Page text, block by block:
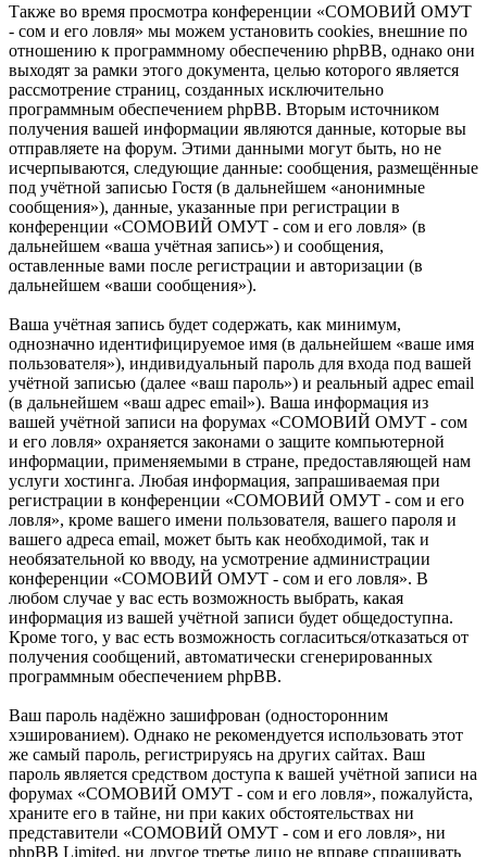
Также во время просмотра конференции «СОМОВИЙ ОМУТ
- сом и его ловля» мы можем установить cookies, внешние по
отношению к программному обеспечению phpBB, однако они
выходят за рамки этого документа, целью которого является
рассмотрение страниц, созданных исключительно
программным обеспечением phpBB. Вторым источником
получения вашей информации являются данные, которые вы
отправляете на форум. Этими данными могут быть, но не
исчерпываются, следующие данные: сообщения, размещённые
под учётной записью Гостя (в дальнейшем «анонимные
сообщения»), данные, указанные при регистрации в
конференции «СОМОВИЙ ОМУТ - сом и его ловля» (в
дальнейшем «ваша учётная запись») и сообщения,
оставленные вами после регистрации и авторизации (в
дальнейшем «ваши сообщения»).
Ваша учётная запись будет содержать, как минимум,
однозначно идентифицируемое имя (в дальнейшем «ваше имя
пользователя»), индивидуальный пароль для входа под вашей
учётной записью (далее «ваш пароль») и реальный адрес email
(в дальнейшем «ваш адрес email»). Ваша информация из
вашей учётной записи на форумах «СОМОВИЙ ОМУТ - сом
и его ловля» охраняется законами о защите компьютерной
информации, применяемыми в стране, предоставляющей нам
услуги хостинга. Любая информация, запрашиваемая при
регистрации в конференции «СОМОВИЙ ОМУТ - сом и его
ловля», кроме вашего имени пользователя, вашего пароля и
вашего адреса email, может быть как необходимой, так и
необязательной ко вводу, на усмотрение администрации
конференции «СОМОВИЙ ОМУТ - сом и его ловля». В
любом случае у вас есть возможность выбрать, какая
информация из вашей учётной записи будет общедоступна.
Кроме того, у вас есть возможность согласиться/отказаться от
получения сообщений, автоматически сгенерированных
программным обеспечением phpBB.
Ваш пароль надёжно зашифрован (односторонним
хэшированием). Однако не рекомендуется использовать этот
же самый пароль, регистрируясь на других сайтах. Ваш
пароль является средством доступа к вашей учётной записи на
форумах «СОМОВИЙ ОМУТ - сом и его ловля», пожалуйста,
храните его в тайне, ни при каких обстоятельствах ни
представители «СОМОВИЙ ОМУТ - сом и его ловля», ни
phpBB Limited, ни другое третье лицо не вправе спрашивать